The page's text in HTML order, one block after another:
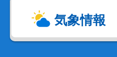
気象情報